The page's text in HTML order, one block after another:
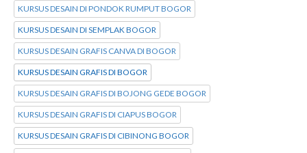
KURSUS DESAIN DI PONDOK RUMPUT BOGOR
KURSUS DESAIN DI SEMPLAK BOGOR
KURSUS DESAIN GRAFIS CANVA DI BOGOR
KURSUS DESAIN GRAFIS DI BOGOR
KURSUS DESAIN GRAFIS DI BOJONG GEDE BOGOR
KURSUS DESAIN GRAFIS DI CIAPUS BOGOR
KURSUS DESAIN GRAFIS DI CIBINONG BOGOR